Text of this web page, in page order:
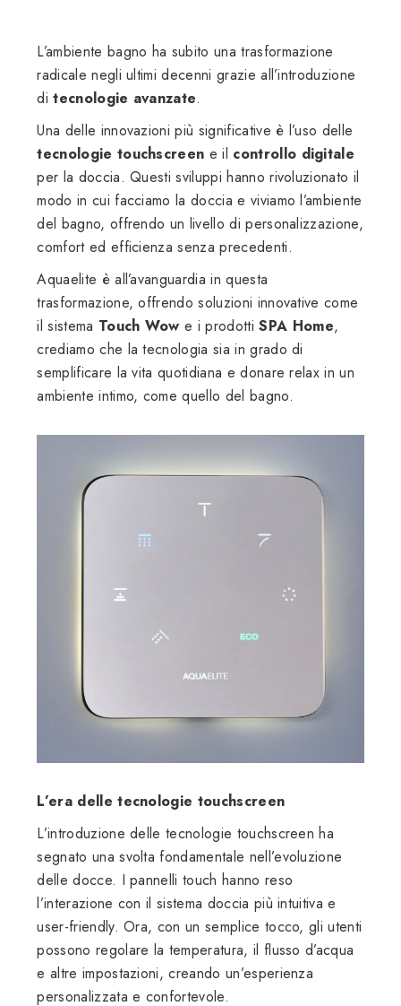
L’ambiente bagno ha subito una trasformazione
radicale negli ultimi decenni grazie all’introduzione
ditecnologie avanzate.
Una delle innovazioni più significative è l’uso delle
tecnologie touchscreen e il controllo digitale
per la doccia. Questi sviluppi hanno rivoluzionato il
modo in cui facciamo la doccia e viviamo l’ambiente
del bagno, offrendo un livello di personalizzazione,
comfort ed efficienza senza precedenti.
Aquaelite è all’avanguardia in questa
trasformazione, offrendo soluzioni innovative come
il sistema Touch Wow e i prodottiSPA Home,
crediamo che la tecnologia sia in grado di
semplificare la vita quotidiana e donare relax in un
ambiente intimo, come quello del bagno.
L’era delle tecnologie touchscreen
L’introduzione delle tecnologie touchscreen ha
segnato una svolta fondamentale nell’evoluzione
delle docce. I pannelli touch hanno reso
l’interazione con il sistema doccia più intuitiva e
user-friendly. Ora, con un semplice tocco, gli utenti
possono regolare la temperatura, il flusso d’acqua
e altre impostazioni, creando un’esperienza
personalizzata e confortevole.